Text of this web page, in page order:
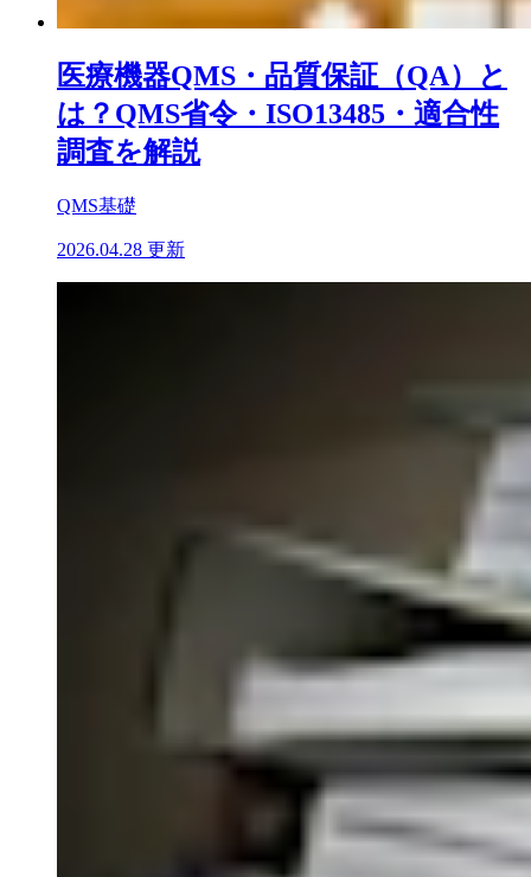
医療機器QMS・品質保証（QA）と
は？QMS省令・ISO13485・適合性
調査を解説
QMS基礎
2026.04.28 更新